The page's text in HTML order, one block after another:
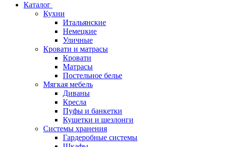
Каталог
Кухни
Итальянские
Немецкие
Уличные
Кровати и матрасы
Кровати
Матрасы
Постельное белье
Мягкая мебель
Диваны
Кресла
Пуфы и банкетки
Кушетки и шезлонги
Системы хранения
Гардеробные системы